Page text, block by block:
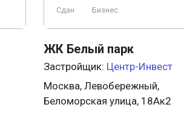
Сдан Бизнес
ЖК Белый парк
Застройщик: Центр-Инвест
Москва, Левобережный,
Беломорская улица, 18Ак2